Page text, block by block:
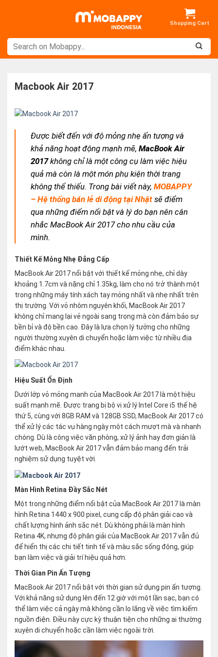
Macbook Air 2017
Được biết đến với độ mỏng nhẹ ấn tượng và
khả năng hoạt động mạnh mẽ,MacBook Air
2017không chỉ là một công cụ làm việc hiệu
quả mà còn là một món phụ kiện thời trang
không thể thiếu. Trong bài viết này,MOBAPPY
– Hệ thống bán lẻ di động tại Nhật sẽ điểm
qua những điểm nổi bật và lý do bạn nên cân
nhắc MacBook Air 2017 cho nhu cầu của
mình.
Thiết Kế Mỏng Nhẹ Đẳng Cấp
MacBook Air 2017 nổi bật với thiết kế mỏng nhẹ, chỉ dày
khoảng 1.7cm và nặng chỉ 1.35kg, làm cho nó trở thành một
trong những máy tính xách tay mỏng nhất và nhẹ nhất trên
thị trường. Với vỏ nhôm nguyên khối, MacBook Air 2017
không chỉ mang lại vẻ ngoài sang trọng mà còn đảm bảo sự
bền bỉ và độ bền cao. Đây là lựa chọn lý tưởng cho những
người thường xuyên di chuyển hoặc làm việc từ nhiều địa
điểm khác nhau.
Hiệu Suất Ổn Định
Dưới lớp vỏ mỏng manh của MacBook Air 2017 là một hiệu
suất mạnh mẽ. Được trang bị bộ vi xử lý Intel Core i5 thế hệ
thứ 5, cùng với 8GB RAM và 128GB SSD, MacBook Air 2017 có
thể xử lý các tác vụ hàng ngày một cách mượt mà và nhanh
chóng. Dù là công việc văn phòng, xử lý ảnh hay đơn giản là
lướt web, MacBook Air 2017 vẫn đảm bảo mang đến trải
nghiệm sử dụng tuyệt vời.
Màn Hình Retina Đầy Sắc Nét
Một trong những điểm nổi bật của MacBook Air 2017 là màn
hình Retina 1440 x 900 pixel, cung cấp độ phân giải cao và
chất lượng hình ảnh sắc nét. Dù không phải là màn hình
Retina 4K, nhưng độ phân giải của MacBook Air 2017 vẫn đủ
để hiển thị các chi tiết tinh tế và màu sắc sống động, giúp
bạn làm việc và giải trí hiệu quả hơn.
Thời Gian Pin Ấn Tượng
MacBook Air 2017 nổi bật với thời gian sử dụng pin ấn tượng.
Với khả năng sử dụng lên đến 12 giờ với một lần sạc, bạn có
thể làm việc cả ngày mà không cần lo lắng về việc tìm kiếm
nguồn điện. Điều này cực kỳ thuận tiện cho những ai thường
xuyên di chuyển hoặc cần làm việc ngoài trời.